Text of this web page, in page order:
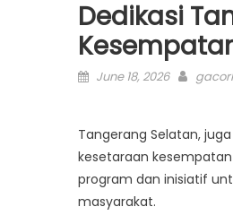
Dedikasi
Posted
June 18, 2026 Author
Tangerang Selatan,
kesetaraan
program dan inisiatif
masyarakat.